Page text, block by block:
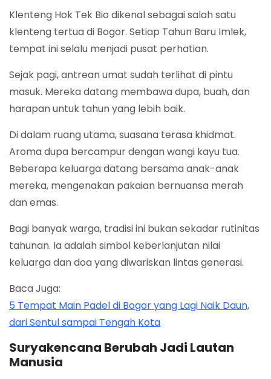
Klenteng Hok Tek Bio dikenal sebagai salah satu
klenteng tertua di Bogor. Setiap Tahun Baru Imlek,
tempat ini selalu menjadi pusat perhatian.
Sejak pagi, antrean umat sudah terlihat di pintu
masuk. Mereka datang membawa dupa, buah, dan
harapan untuk tahun yang lebih baik.
Di dalam ruang utama, suasana terasa khidmat.
Aroma dupa bercampur dengan wangi kayu tua.
Beberapa keluarga datang bersama anak-anak
mereka, mengenakan pakaian bernuansa merah
dan emas.
Bagi banyak warga, tradisi ini bukan sekadar rutinitas
tahunan. Ia adalah simbol keberlanjutan nilai
keluarga dan doa yang diwariskan lintas generasi.
Baca Juga:
5 Tempat Main Padel di Bogor yang Lagi Naik Daun,
dari Sentul sampai Tengah Kota
Suryakencana Berubah Jadi Lautan
Manusia